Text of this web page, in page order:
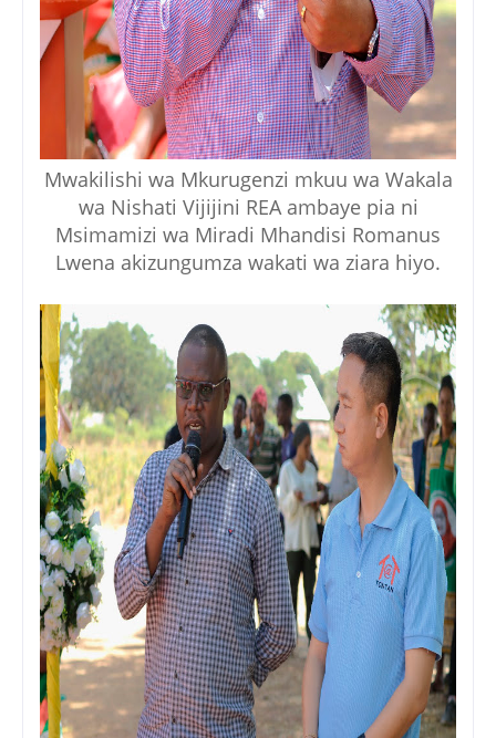
Mwakilishi wa Mkurugenzi mkuu wa Wakala
wa Nishati Vijijini REA ambaye pia ni
Msimamizi wa Miradi Mhandisi Romanus
Lwena akizungumza wakati wa ziara hiyo.